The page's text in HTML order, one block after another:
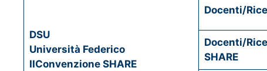
DSU
Università Federico
IIConvenzione SHARE
Docenti/
Docenti/
SHARE